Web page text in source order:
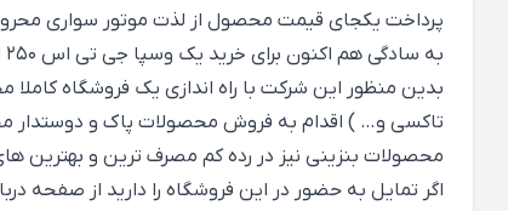
پرداخت یکجای قیمت محصول از لذت موتور سواری
به سادگی هم اکنون برای خرید یک وسپا جی تی اس 250 تورینگ اقدام کنید.
تاکسی و… ) اقدام به فروش محصولات پاک و دوستدار
محصولات بنزینی نیز در رده کم مصرف ترین و بهترین
اگر تمایل به حضور در این فروشگاه را دارید از صفحه